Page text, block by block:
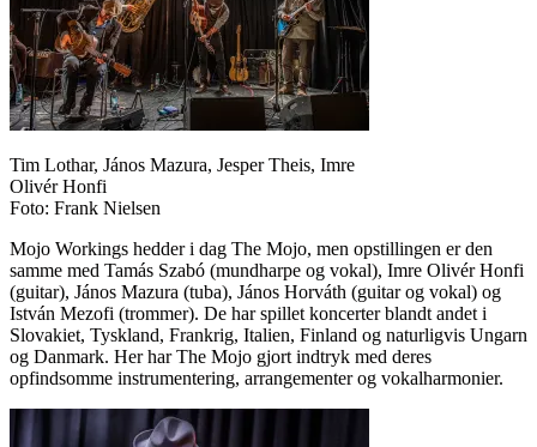
Tim Lothar, János Mazura, Jesper Theis, Imre
Olivér Honfi
Foto: Frank Nielsen
Mojo Workings hedder i dag The Mojo, men opstillingen er den
samme med Tamás Szabó (mundharpe og vokal), Imre Olivér Honfi
(guitar), János Mazura (tuba), János Horváth (guitar og vokal) og
István Mezofi (trommer). De har spillet koncerter blandt andet i
Slovakiet, Tyskland, Frankrig, Italien, Finland og naturligvis Ungarn
og Danmark. Her har The Mojo gjort indtryk med deres
opfindsomme instrumentering, arrangementer og vokalharmonier.